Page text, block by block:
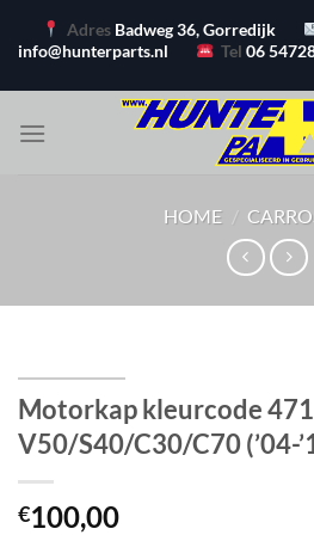
naar
Adres Badweg 36, Gorredijk
info@hunterparts.nl
Tel06
HOME /
Motorkap kleurcode
V50/S40/C30/C70 (’04-
€100,00